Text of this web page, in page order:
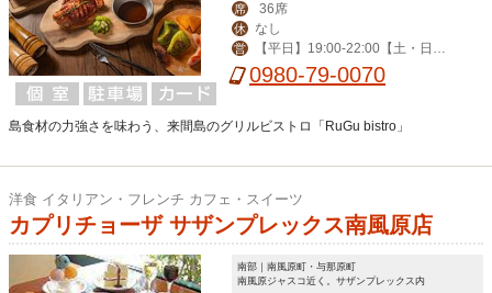
席 36席
休 なし
営
【平日】19:00-22:00【土・日】1
1:30-14:00,19:00-22:00 （11/16-4/25
0980-79-0070
島食材の力強さを味わう、来間島のグリルビストロ「RuGu bistro」
洋食 イタリアン・フレンチ カフェ・スイーツ
カプリチョーザ サザンプレックス南風原店
南部｜南風原町・与那原町
南風原ジャスコ近く。サザンプレックス内